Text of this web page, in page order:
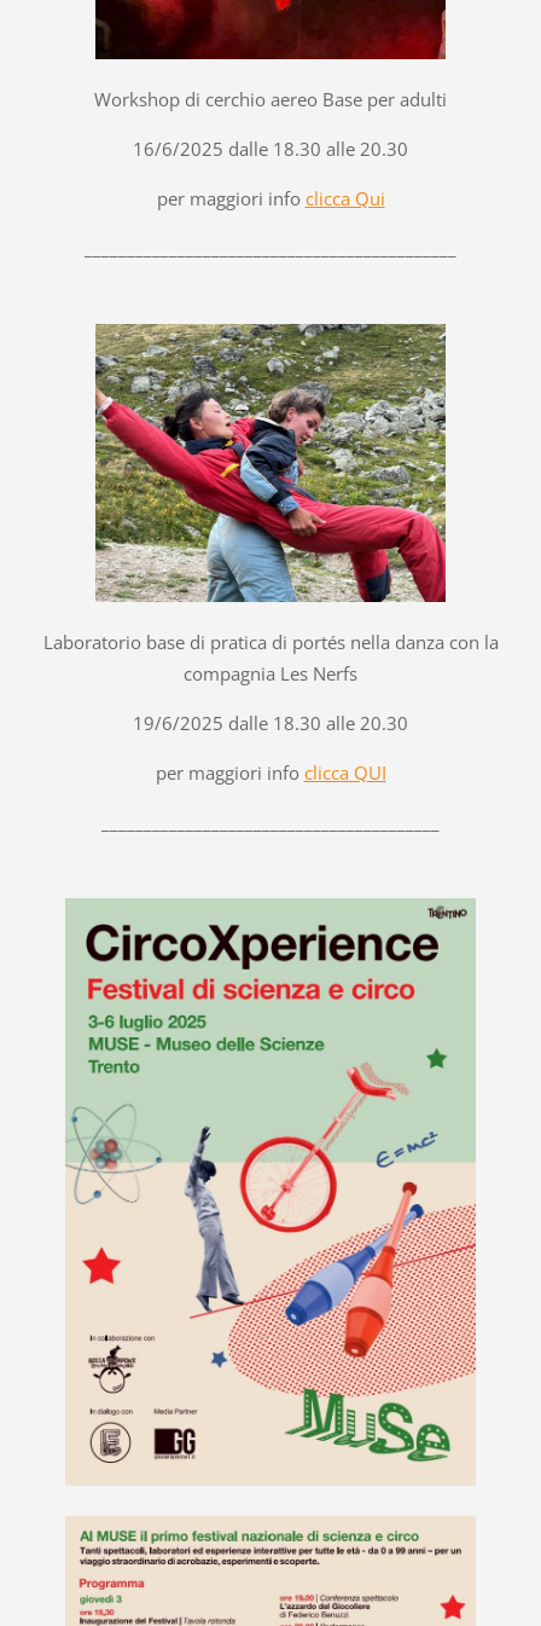
Workshop di cerchio aereo Base per adulti
16/6/2025 dalle 18.30 alle 20.30
per maggiori info clicca Qui
Laboratorio base di pratica di portés nella danza con la
compagnia Les Nerfs
19/6/2025 dalle 18.30 alle 20.30
per maggiori info clicca QUI